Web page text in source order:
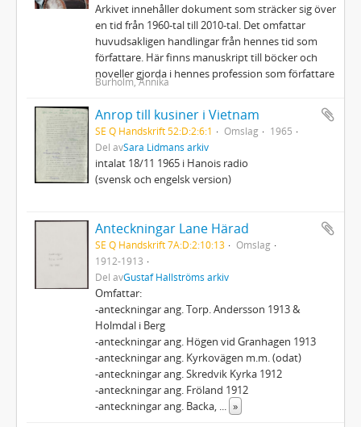
Arkivet innehåller dokument som sträcker sig över
en tid från 1960-tal till 2010-tal. Det omfattar
huvudsakligen handlingar från hennes tid som
författare. Här finns manuskript till böcker och
noveller gjorda i hennes profession som författare
Burholm, Annika
Anrop till kusiner i Vietnam
SE Q Handskrift 52:D:2:6:1 Omslag
1965
Del avSara Lidmans arkiv
intalat 18/11 1965 i Hanois radio
(svensk och engelsk version)
Anteckningar Lane Härad
SE Q Handskrift 7A:D:2:10:13
Omslag
1912-1913
Del avGustaf Hallströms arkiv
Omfattar:
-anteckningar ang. Torp. Andersson 1913 &
Holmdal i Berg
-anteckningar ang. Högen vid Granhagen 1913
-anteckningar ang. Kyrkovägen m.m. (odat)
-anteckningar ang. Skredvik Kyrka 1912
-anteckningar ang. Fröland 1912
-anteckningar ang. Backa,
»